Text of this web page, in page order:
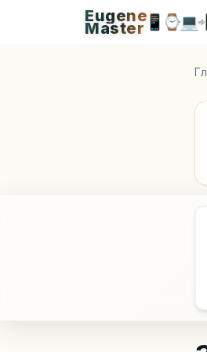
Apple Diagnostics &
Eugene
Master📱 ⌚💻